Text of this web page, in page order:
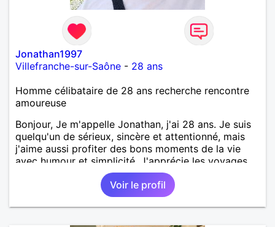
Jonathan1997
Villefranche-sur-Saône - 28 ans
Homme célibataire de 28 ans recherche rencontre
amoureuse
Bonjour, Je m'appelle Jonathan, j'ai 28 ans. Je suis
quelqu'un de sérieux, sincère et attentionné, mais
j'aime aussi profiter des bons moments de la vie
avec humour et simplicité. J'apprécie les voyages,
les découvertes, les jeux vidéo et les moments de
détente. Je suis à la recherche d'une personne
authentique avec qui partager de belles
expériences, construire une relation sérieuse basée
Voir le profil